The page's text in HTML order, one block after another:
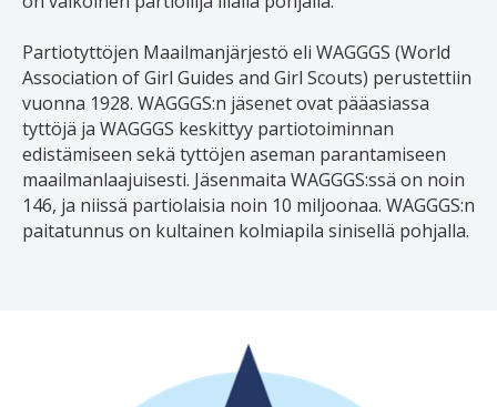
Partiotyttöjen Maailmanjärjestö eli WAGGGS (World
Association of Girl Guides and Girl Scouts) perustettiin
vuonna 1928. WAGGGS:n jäsenet ovat pääasiassa
tyttöjä ja WAGGGS keskittyy partiotoiminnan
edistämiseen sekä tyttöjen aseman parantamiseen
maailmanlaajuisesti. Jäsenmaita WAGGGS:ssä on noin
146, ja niissä partiolaisia noin 10 miljoonaa. WAGGGS:n
paitatunnus on kultainen kolmiapila sinisellä pohjalla.